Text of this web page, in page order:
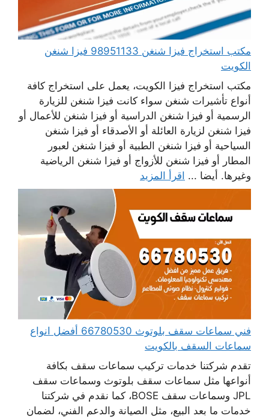
مكتب استخراج فيزا شنغن 98951133 فيزا شنغن
الكويت
مكتب استخراج فيزا الكويت، يعمل على استخراج كافة
أنواع تأشيرات شنغن سواء كانت فيزا شنغن للزيارة
الرسمية أو فيزا شنغن الدراسية أو فيزا شنغن للأعمال أو
فيزا شنغن لزيارة العائلة أو الأصدقاء أو فيزا شنغن
السياحية أو فيزا شنغن الطبية أو فيزا شنغن لعبور
المطار أو فيزا شنغن للأزواج أو فيزا شنغن الرياضية
وغيرها. أيضا ... اقرأ المزيد
فني سماعات سقف بلوتوث 66780530 أفضل انواع
سماعات السقف بالكويت
تقدم شركتنا خدمات تركيب سماعات سقف بكافة
أنواعها مثل سماعات سقف بلوتوث وسماعات سقف
JPL وسماعات سقف BOSE، كما نقدم في شركتنا
خدمات ما بعد البيع، مثل الصيانة والدعم الفني، لضمان